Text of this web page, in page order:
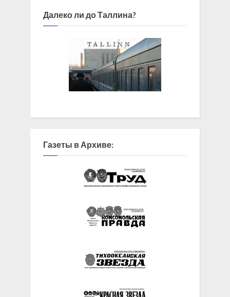
Далеко ли до Таллина?
Газеты в Архиве: